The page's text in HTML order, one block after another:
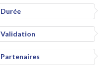
Durée
Validation
Partenaires